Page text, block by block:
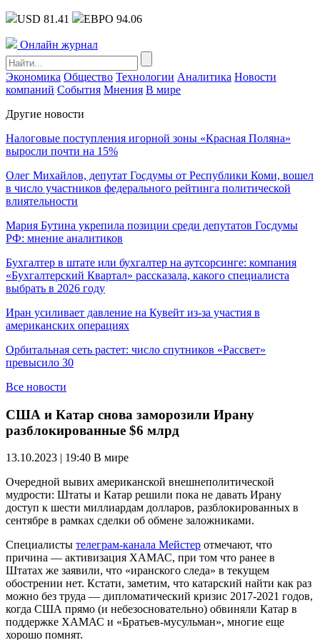
USD 81.41 ЕВРО 94.06
Онлайн журнал
Экономика Общество Технологии Аналитика Новости
компаний События Мнения В мире
Другие новости
Налоговые поступления игорной зоны «Красная Поляна»
выросли почти на 15%
Олег Михайлов, депутат Госдумы от Республики Коми, вошел
в число участников федерального рейтинга политической
влиятельности
Мария Бутина укрепила позиции среди депутатов Госдумы
РФ: мнение аналитиков
Бухгалтер в штате или бухгалтер на аутсорсинге: компания
«Бухгалтерский Квартал» рассказала, какого специалиста
выбрать в 2026 году
Иран усиливает давление на Кувейт из-за участия в
американских операциях
Орбитальная сеть растет: число спутников «Рассвет»
превысило 30
Все новости
США и Катар снова заморозили Ирану
разблокированные $6 млрд
13.10.2023 | 19:40 В мире
Очередной вывих американской внешнеполитической
мудрости: Штаты и Катар решили пока не давать Ирану
доступ к шести миллиардам долларов, разблокированных в
сентябре в рамках сделки об обмене заложниками.
Специалисты телеграм-канала Мейстер отмечают, что
причина — активизация ХАМАС, при том что ранее в
Штатах же заявили, что «иранского следа» в текущем
обострении нет. Кстати, заметим, что катарский найти как раз
можно без труда — дипломатический кризис 2017-2021 годов,
когда США прямо (и небезосновательно) обвиняли Катар в
поддержке ХАМАС и «Братьев-мусульман», многие еще
хорошо помнят.